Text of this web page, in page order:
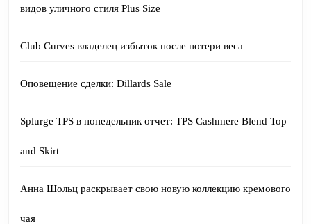
видов уличного стиля Plus Size
Club Curves владелец избыток после потери веса
Оповещение сделки: Dillards Sale
Splurge TPS в понедельник отчет: TPS Cashmere Blend Top
and Skirt
Анна Шольц раскрывает свою новую коллекцию кремового
чая